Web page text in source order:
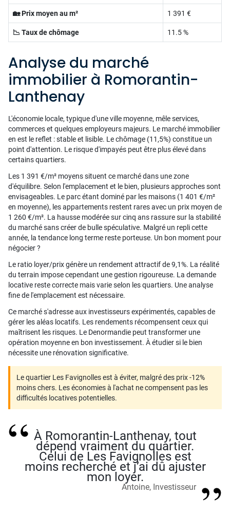
🏡 Prix moyen au m² 1 391 €
📉 Taux de chômage 11.5 %
Analyse du marché
immobilier à Romorantin-
Lanthenay
L'économie locale, typique d'une ville moyenne, mêle services,
commerces et quelques employeurs majeurs. Le marché immobilier
en est le reflet : stable et lisible. Le chômage (11,5%) constitue un
point d'attention. Le risque d'impayés peut être plus élevé dans
certains quartiers.
Les 1 391 €/m² moyens situent ce marché dans une zone
d'équilibre. Selon l'emplacement et le bien, plusieurs approches sont
envisageables. Le parc étant dominé par les maisons (1 401 €/m²
en moyenne), les appartements restent rares avec un prix moyen de
1 260 €/m². La hausse modérée sur cinq ans rassure sur la stabilité
du marché sans créer de bulle spéculative. Malgré un repli cette
année, la tendance long terme reste porteuse. Un bon moment pour
négocier ?
Le ratio loyer/prix génère un rendement attractif de 9,1%. La réalité
du terrain impose cependant une gestion rigoureuse. La demande
locative reste correcte mais varie selon les quartiers. Une analyse
fine de l'emplacement est nécessaire.
Ce marché s'adresse aux investisseurs expérimentés, capables de
gérer les aléas locatifs. Les rendements récompensent ceux qui
maîtrisent les risques. Le Denormandie peut transformer une
opération moyenne en bon investissement. À étudier si le bien
nécessite une rénovation significative.
Le quartier Les Favignolles est à éviter, malgré des prix -12%
moins chers. Les économies à l'achat ne compensent pas les
difficultés locatives potentielles.
À Romorantin-Lanthenay, tout
dépend vraiment du quartier.
Celui de Les Favignolles est
moins recherché et j’ai dû ajuster
mon loyer.
Antoine, Investisseur